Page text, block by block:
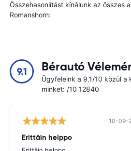
Összehasonlítást kínálunk az összes
Romanshorn:
9.1 Bérautó
Ügyfeleink a 9.1/10 közül
minket: /10 12840
10-09-
Erittäin helppo